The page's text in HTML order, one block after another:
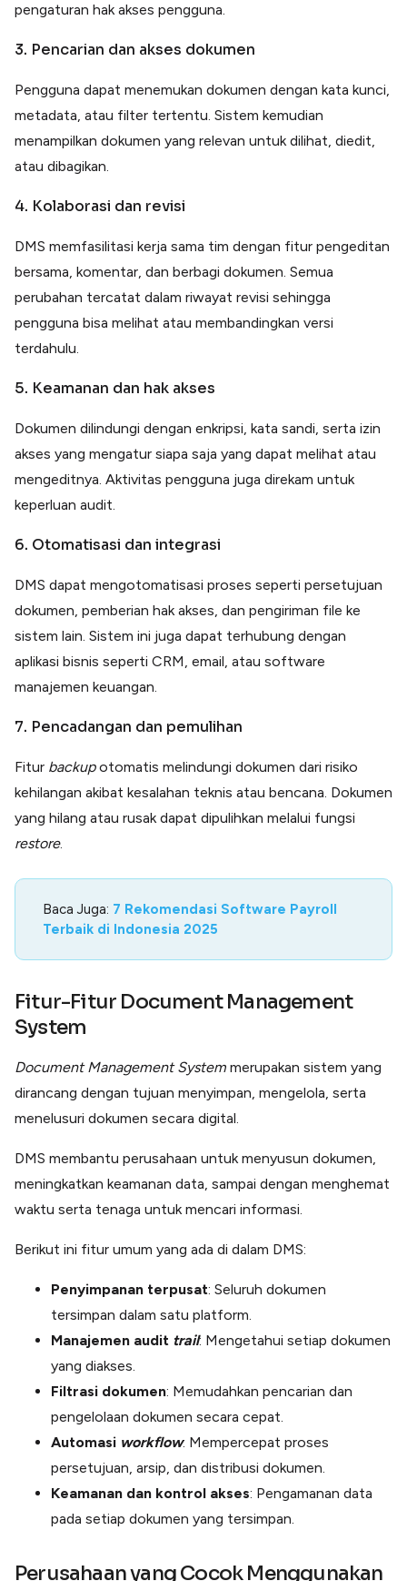
pengaturan hak akses pengguna.
3. Pencarian dan akses dokumen
Pengguna dapat menemukan dokumen dengan kata kunci,
metadata, atau filter tertentu. Sistem kemudian
menampilkan dokumen yang relevan untuk dilihat, diedit,
atau dibagikan.
4. Kolaborasi dan revisi
DMS memfasilitasi kerja sama tim dengan fitur pengeditan
bersama, komentar, dan berbagi dokumen. Semua
perubahan tercatat dalam riwayat revisi sehingga
pengguna bisa melihat atau membandingkan versi
terdahulu.
5. Keamanan dan hak akses
Dokumen dilindungi dengan enkripsi, kata sandi, serta izin
akses yang mengatur siapa saja yang dapat melihat atau
mengeditnya. Aktivitas pengguna juga direkam untuk
keperluan audit.
6. Otomatisasi dan integrasi
DMS dapat mengotomatisasi proses seperti persetujuan
dokumen, pemberian hak akses, dan pengiriman file ke
sistem lain. Sistem ini juga dapat terhubung dengan
aplikasi bisnis seperti CRM, email, atau software
manajemen keuangan.
7. Pencadangan dan pemulihan
Fitur backupotomatis melindungi dokumen dari risiko
kehilangan akibat kesalahan teknis atau bencana. Dokumen
yang hilang atau rusak dapat dipulihkan melalui fungsi
restore.
Baca Juga: 7 Rekomendasi Software Payroll
Terbaik di Indonesia 2025
Fitur-Fitur Document Management
System
Document Management System merupakan sistem yang
dirancang dengan tujuan menyimpan, mengelola, serta
menelusuri dokumen secara digital.
DMS membantu perusahaan untuk menyusun dokumen,
meningkatkan keamanan data, sampai dengan menghemat
waktu serta tenaga untuk mencari informasi.
Berikut ini fitur umum yang ada di dalam DMS:
Penyimpanan terpusat: Seluruh dokumen
tersimpan dalam satu platform.
Manajemen audit trail: Mengetahui setiap dokumen
yang diakses.
Filtrasi dokumen: Memudahkan pencarian dan
pengelolaan dokumen secara cepat.
Automasi workflow: Mempercepat proses
persetujuan, arsip, dan distribusi dokumen.
Keamanan dan kontrol akses: Pengamanan data
pada setiap dokumen yang tersimpan.
Perusahaan yang Cocok Menggunakan